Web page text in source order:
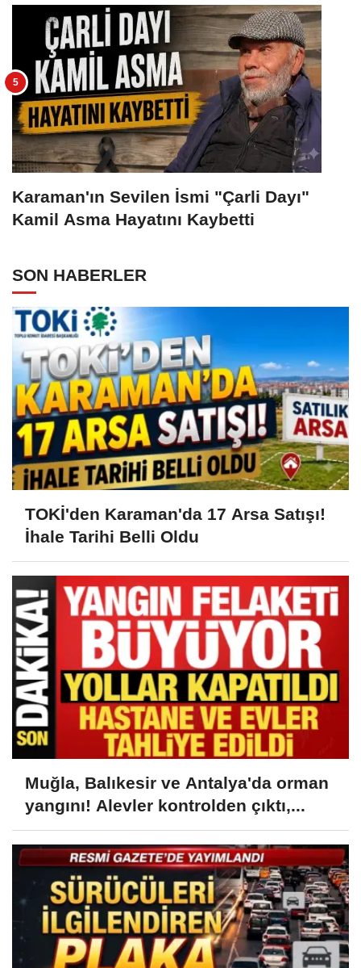
Karaman'ın Sevilen İsmi "Çarli Dayı"
Kamil Asma Hayatını Kaybetti
SON HABERLER
TOKİ'den Karaman'da 17 Arsa Satışı!
İhale Tarihi Belli Oldu
Muğla, Balıkesir ve Antalya'da orman
yangını! Alevler kontrolden çıktı,...